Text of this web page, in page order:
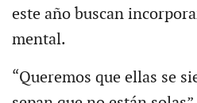
este año buscan
mental.
“Queremos que ellas se